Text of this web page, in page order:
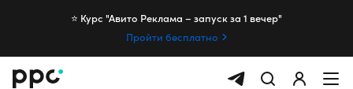
⭐️ Курс "Авито Реклама – запуск за 1 вечер"
Пройти бесплатно